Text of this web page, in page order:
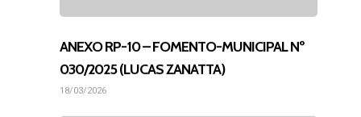
ANEXO RP-10 – FOMENTO-MUNICIPAL Nº
030/2025 (LUCAS ZANATTA)
18/03/2026